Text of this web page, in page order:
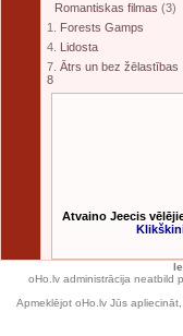
Romantiskas filmas (3)
1. Forests Gamps
4. Lidosta
7. Ātrs un bez žēlastības
8
Atvaino Jeecis
oHo.lv administrācija neatbild
Apmeklējot oHo.lv Jūs